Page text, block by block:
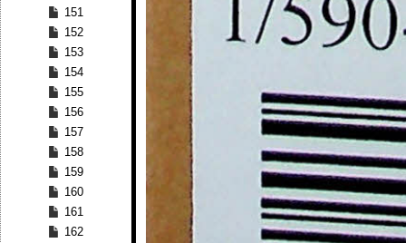
151
152
153
154
155
156
157
158
159
160
161
162